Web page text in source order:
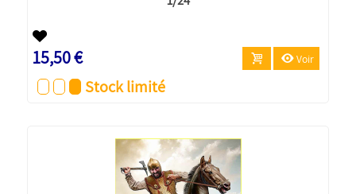
15,50 € Voir
Stock limité